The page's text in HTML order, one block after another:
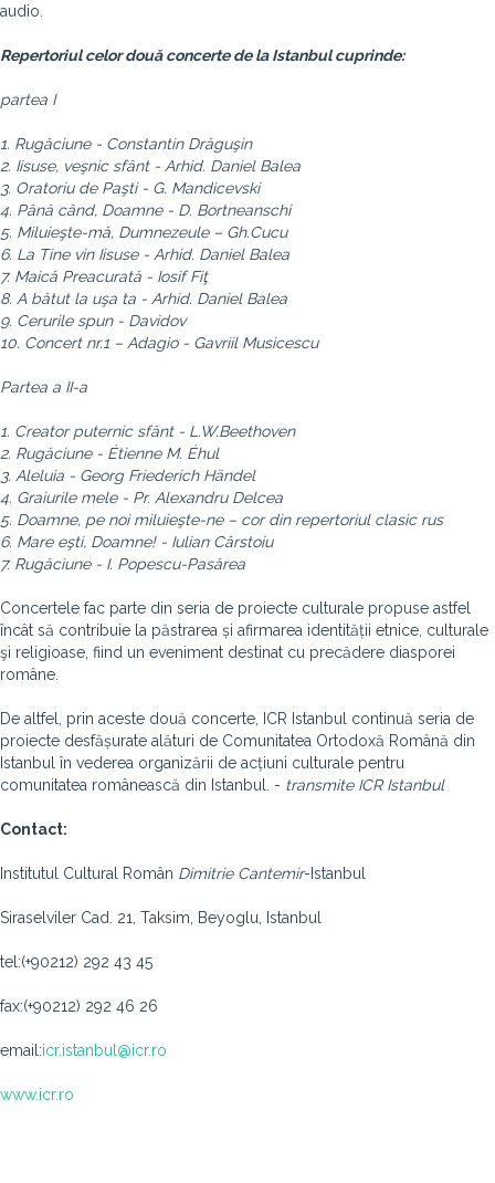
audio.
Repertoriul celor două concerte de la Istanbul cuprinde:
partea I
1. Rugăciune - Constantin Drăguşin
2. Iisuse, veşnic sfânt - Arhid. Daniel Balea
3. Oratoriu de Paşti - G. Mandicevski
4. Până când, Doamne - D. Bortneanschi
5. Miluieşte-mă, Dumnezeule – Gh.Cucu
6. La Tine vin Iisuse - Arhid. Daniel Balea
7. Maică Preacurată - Iosif Fiţ
8. A bătut la uşa ta - Arhid. Daniel Balea
9. Cerurile spun - Davidov
10. Concert nr.1 – Adagio - Gavriil Musicescu
Partea a II-a
1. Creator puternic sfânt - L.W.Beethoven
2. Rugăciune - Étienne M. Éhul
3. Aleluia - Georg Friederich Händel
4. Graiurile mele - Pr. Alexandru Delcea
5. Doamne, pe noi miluieşte-ne – cor din repertoriul clasic rus
6. Mare eşti, Doamne! - Iulian Cârstoiu
7. Rugăciune - I. Popescu-Pasărea
Concertele fac parte din seria de proiecte culturale propuse astfel
încât să contribuie la păstrarea și afirmarea identității etnice, culturale
şi religioase, fiind un eveniment destinat cu precădere diasporei
române.
De altfel, prin aceste două concerte, ICR Istanbul continuă seria de
proiecte desfășurate alături de Comunitatea Ortodoxă Română din
Istanbul în vederea organizării de acțiuni culturale pentru
comunitatea românească din Istanbul. - transmite ICR Istanbul
Contact:
Institutul Cultural Român Dimitrie Cantemir-Istanbul
Siraselviler Cad. 21, Taksim, Beyoglu, Istanbul
tel:(+90212) 292 43 45
​fax:(+90212) 292 46 26
email:icr.istanbul@icr.ro
www.icr.ro